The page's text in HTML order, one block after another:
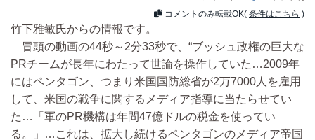
コメントのみ転載OK( 条件はこちら )
竹下雅敏氏からの情報です。
冒頭の動画の44秒～2分33秒で、“ブッシュ政権の巨大な
PRチームが長年にわたって世論を操作していた…2009年
にはペンタゴン、つまり米国国防総省が2万7000人を雇用
して、米国の戦争に関するメディア指導に当たらせてい
た…「軍のPR機構は年間47億ドルの税金を使ってい
る。」…これは、拡大し続けるペンタゴンのメディア帝国